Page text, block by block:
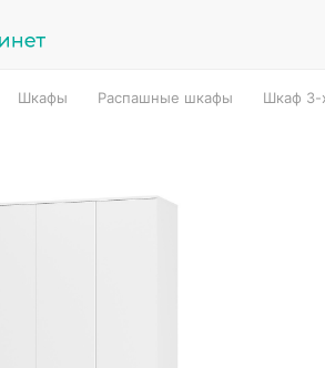
Шкафы Распашные шкафы Шкаф 3-